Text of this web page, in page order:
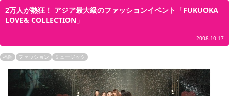
ภาษาไทย
2万人が熱狂！ アジア最大級のファッションイベント「FUKUOKA
LOVE& COLLECTION」
2008.10.17
福岡 ファッション ミュージック